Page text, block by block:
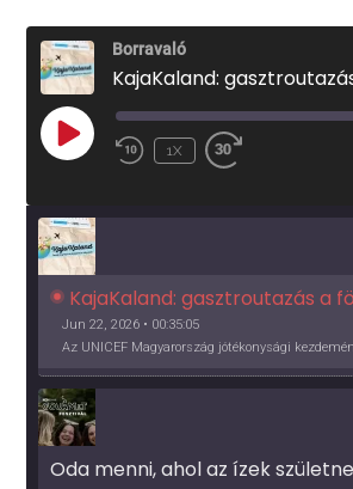
Borravaló
KajaKaland:
PLAY
EPISODE
1X
KajaKaland: gasztroutazás a
Jun 22, 2026 • 00:35:05
Oda menni, ahol az ízek